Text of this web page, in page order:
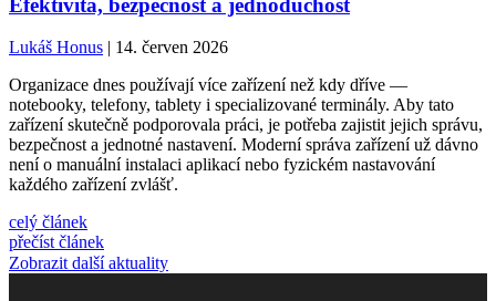
Efektivita, bezpečnost a jednoduchost
Lukáš Honus | 14. červen 2026
Organizace dnes používají více zařízení než kdy dříve —
notebooky, telefony, tablety i specializované terminály. Aby tato
zařízení skutečně podporovala práci, je potřeba zajistit jejich správu,
bezpečnost a jednotné nastavení. Moderní správa zařízení už dávno
není o manuální instalaci aplikací nebo fyzickém nastavování
každého zařízení zvlášť.
celý článek
přečíst článek
Zobrazit další aktuality